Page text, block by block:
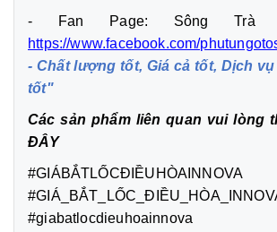
- Fan Page: Sông Trà
https://www.facebook.com/
- Chất lượng tốt, Giá cả tốt, Dịch
tốt"
Các sản phẩm liên quan vui lòng
ĐÂY
#GIÁBẮTLỐCĐIỀUHÒAINNOVA
#giabatlocdieuhoainnova